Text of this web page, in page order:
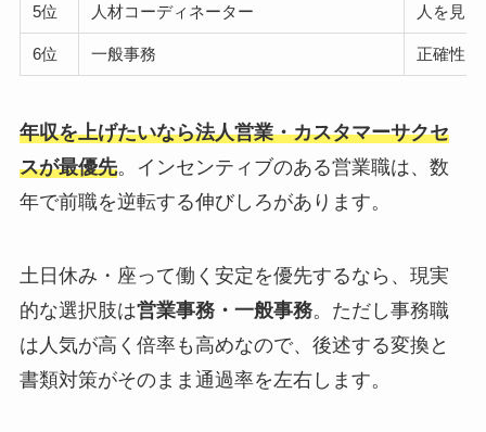
5位 人材コーディネーター 人を見
6位 一般事務 正確性
年収を上げたいなら法人営業・カスタマーサクセ
スが最優先。インセンティブのある営業職は、数
年で前職を逆転する伸びしろがあります。
土日休み・座って働く安定を優先するなら、現実
的な選択肢は営業事務・一般事務。ただし事務職
は人気が高く倍率も高めなので、後述する変換と
書類対策がそのまま通過率を左右します。